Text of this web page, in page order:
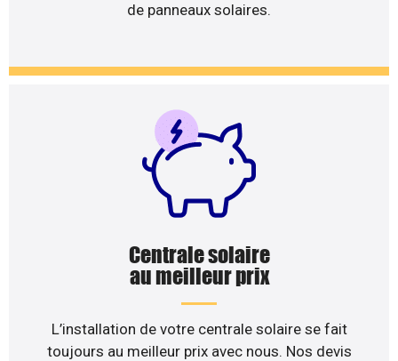
de panneaux solaires.
Centrale solaire
au meilleur prix
L’installation de votre centrale solaire se fait
toujours au meilleur prix avec nous. Nos devis